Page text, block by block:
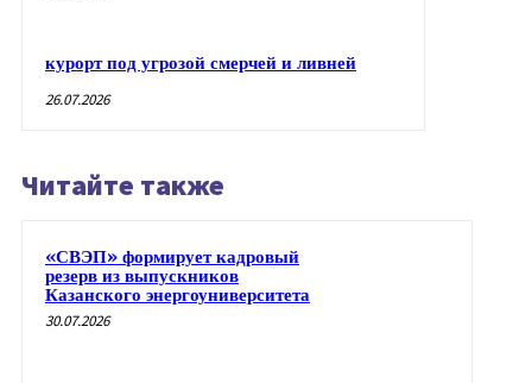
курорт под угрозой смерчей и ливней
26.07.2026
Читайте также
«СВЭП» формирует кадровый
резерв из выпускников
Казанского энергоуниверситета
30.07.2026